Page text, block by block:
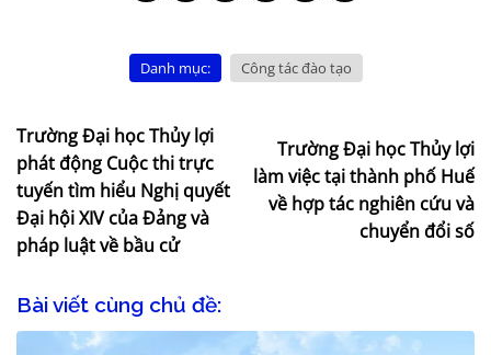
Danh mục: Công tác đào tạo
Trường Đại học Thủy lợi
phát động Cuộc thi trực
tuyến tìm hiểu Nghị quyết
Đại hội XIV của Đảng và
pháp luật về bầu cử
Trường Đại học Thủy lợi
làm việc tại thành phố Huế
về hợp tác nghiên cứu và
chuyển đổi số
Bài viết cùng chủ đề: